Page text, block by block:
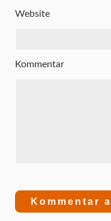
Website
Kommentar